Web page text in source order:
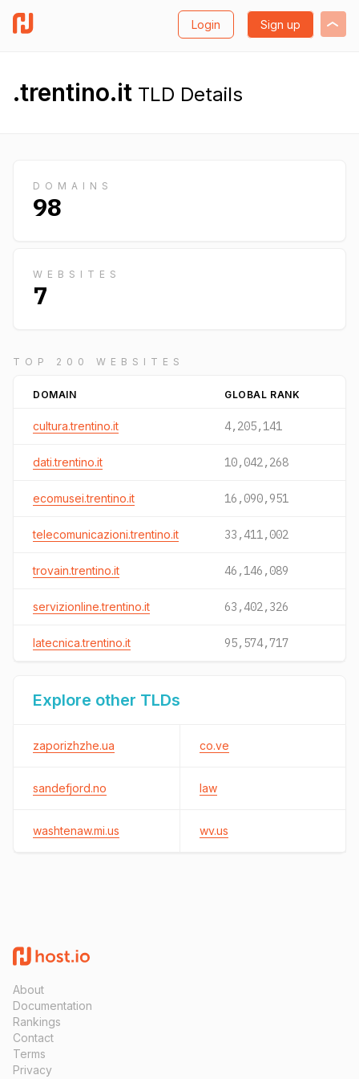
Login Sign up
.trentino.it TLD Details
DOMAINS
98
WEBSITES
7
TOP 200 WEBSITES
DOMAIN GLOBAL RANK
cultura.trentino.it 4,205,141
dati.trentino.it 10,042,268
ecomusei.trentino.it 16,090,951
telecomunicazioni.trentino.it 33,411,002
trovain.trentino.it 46,146,089
servizionline.trentino.it 63,402,326
latecnica.trentino.it 95,574,717
Explore other TLDs
zaporizhzhe.ua co.ve
sandefjord.no law
washtenaw.mi.us wv.us
About
Documentation
Rankings
Contact
Terms
Privacy